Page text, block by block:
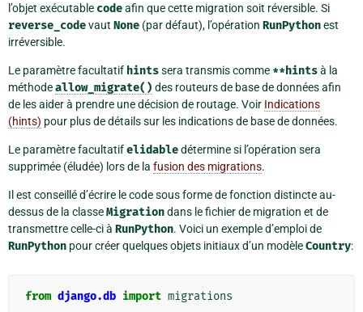
l’objet exécutable codeafin que cette migration soit réversible. Si
reverse_codevaut None (par défaut), l’opération RunPythonest
irréversible.
Le paramètre facultatif hintssera transmis comme **hintsà la
méthodeallow_migrate() des routeurs de base de données afin
de les aider à prendre une décision de routage. Voir Indications
(hints) pour plus de détails sur les indications de base de données.
Le paramètre facultatifelidabledétermine si l’opération sera
supprimée (éludée) lors de la fusion des migrations.
Il est conseillé d’écrire le code sous forme de fonction distincte au-
dessus de la classeMigrationdans le fichier de migration et de
transmettre celle-ci à RunPython. Voici un exemple d’emploi de
RunPython pour créer quelques objets initiaux d’un modèleCountry:
from django.db import migrations